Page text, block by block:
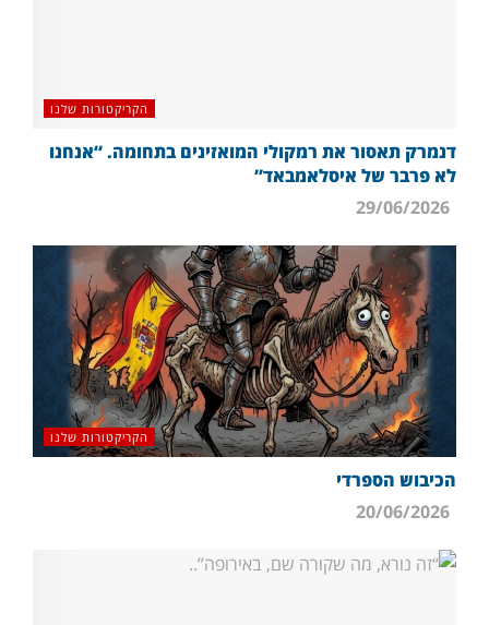
הקריקטורות שלנו
דנמרק תאסור את רמקולי המואזינים בתחומה. “אנחנו
לא פרבר של איסלאמבאד”
הקריקטורות שלנו
הכיבוש הספרדי